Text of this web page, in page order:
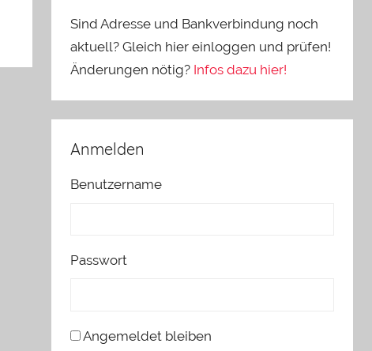
Sind Adresse und Bankverbindung noch
aktuell? Gleich hier einloggen und prüfen!
Änderungen nötig? Infos dazu hier!
Anmelden
Benutzername
Passwort
Angemeldet bleiben